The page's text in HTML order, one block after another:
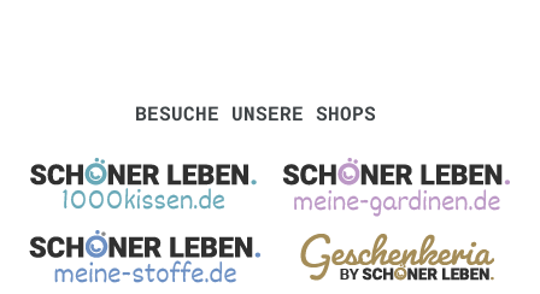
BESUCHE UNSERE SHOPS